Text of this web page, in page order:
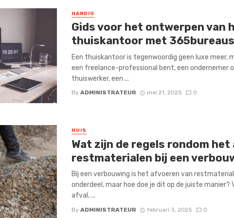
HANDIG
Gids voor het ontwerpen van
thuiskantoor met
Een thuiskantoor is tegenwoordig geen luxe meer,
een freelance-professional bent, een ondernemer
thuiswerker, een ...
By ADMINISTRATEUR mei 21, 2025 0
HUIS
Wat zijn de regels rondom
restmaterialen bij een
Bij een verbouwing is het afvoeren van
onderdeel, maar hoe doe je dit op de juiste manier?
afval, ...
By ADMINISTRATEUR februari 3, 2025 0